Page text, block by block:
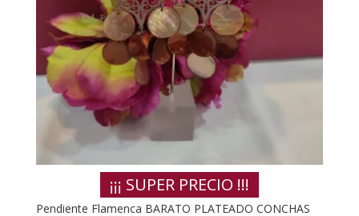
¡¡¡ SUPER PRECIO !!!
Pendiente Flamenca BARATO PLATEADO CONCHAS